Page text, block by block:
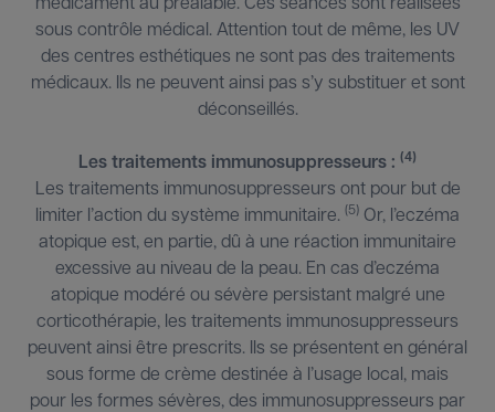
sous contrôle médical. Attention tout de même, les UV
des centres esthétiques ne sont pas des traitements
médicaux. Ils ne peuvent ainsi pas s’y substituer et sont
déconseillés.
Les traitements immunosuppresseurs : (4)
Les traitements immunosuppresseurs ont pour but de
limiter l’action du système immunitaire. (5) Or, l’eczéma
atopique est, en partie, dû à une réaction immunitaire
excessive au niveau de la peau. En cas d’eczéma
atopique modéré ou sévère persistant malgré une
corticothérapie, les traitements immunosuppresseurs
peuvent ainsi être prescrits. Ils se présentent en général
sous forme de crème destinée à l’usage local, mais
pour les formes sévères, des immunosuppresseurs par